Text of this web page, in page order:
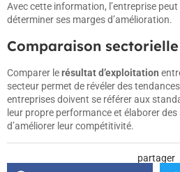
Avec cette information, l’entreprise
déterminer ses marges d’amélioration.
Comparaison sectorielle
Comparer lerésultat d’exploitation
secteur permet de révéler des
entreprises doivent se référer aux
leur propre performance et élaborer
d’améliorer leur compétitivité.
partager